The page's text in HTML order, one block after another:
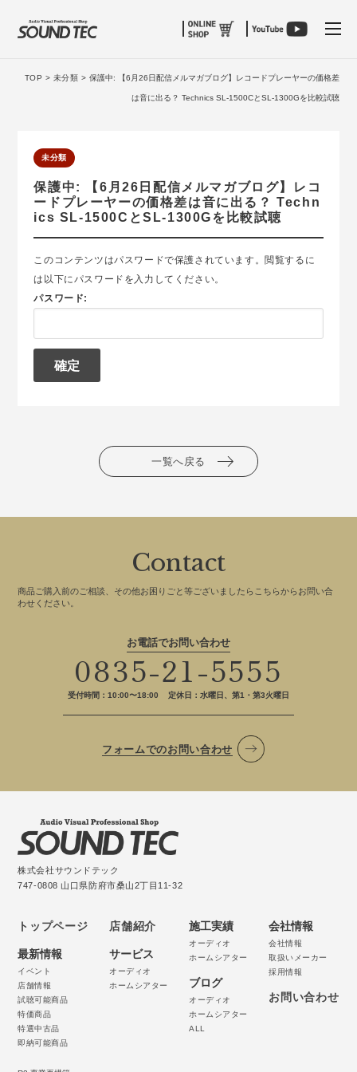
TOP > 未分類 > 保護中: 【6月26日配信メルマガブログ】レコードプレーヤーの価格差
は音に出る？ Technics SL-1500CとSL-1300Gを比較試聴
未分類
保護中: 【6月26日配信メルマガブログ】レコ
ードプレーヤーの価格差は音に出る？ Techn
ics SL-1500CとSL-1300Gを比較試聴
このコンテンツはパスワードで保護されています。閲覧するに
は以下にパスワードを入力してください。
パスワード:
一覧へ戻る
Contact
商品ご購入前のご相談、その他お困りごと等ございましたらこちらからお問い合
わせください。
お電話でお問い合わせ
0835-21-5555
受付時間：10:00〜18:00 定休日：水曜日、第1・第3火曜日
フォームでのお問い合わせ
株式会社サウンドテック
747-0808 山口県防府市桑山2丁目11-32
トップページ
最新情報
イベント
店舗情報
試聴可能商品
特価商品
特選中古品
即納可能商品
店舗紹介
サービス
オーディオ
ホームシアター
施工実績
オーディオ
ホームシアター
ブログ
オーディオ
ホームシアター
ALL
会社情報
会社情報
取扱いメーカー
採用情報
お問い合わせ